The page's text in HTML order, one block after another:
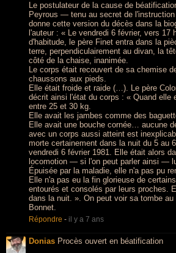
Le postulateur de la cause de
Peyrous — tenu au secret de
donne cette version du décès dans la
l'auteur : « Le vendredi 6 février, vers 17
d'habitude, le père Finet entra dans la
terre, perpendiculairement au divan, la
côté de la chaise, inanimée.
Le corps était recouvert de sa chemise
chaussons aux pieds.
Elle était froide et raide (…). Le père
décrit ainsi l'état du corps : « Quand elle
entre 25 et 30 kg.
Elle avait les jambes comme des
Elle avait une bouche cornée… aucune
avec un corps aussi atteint est
morte certainement dans la nuit du 5 au
vendredi 6 février 1981. Elle était alors
locomotion — si l'on peut parler ainsi —
Épuisée par la maladie, elle n'a pas pu
Elle n'a pas eu la fin glorieuse de
entourés et consolés par leurs proches.
dans la nuit. ». On peut voir sa tombe
Bonnet.
Répondre - il y a 7 ans
Donias Procès ouvert en béatification